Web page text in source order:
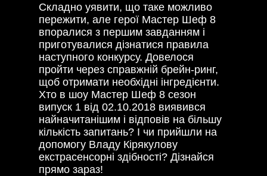
Складно уявити, що таке можливо
пережити, але герої Мастер Шеф 8
впоралися з першим завданням і
приготувалися дізнатися правила
наступного конкурсу. Довелося
пройти через справжній брейн-ринг,
щоб отримати необхідні інгредієнти.
Хто в шоу Мастер Шеф 8 сезон
випуск 1 від 02.10.2018 виявився
найначитанішим і відповів на більшу
кількість запитань? І чи прийшли на
допомогу Владу Кірякулову
екстрасенсорні здібності? Дізнайся
прямо зараз!